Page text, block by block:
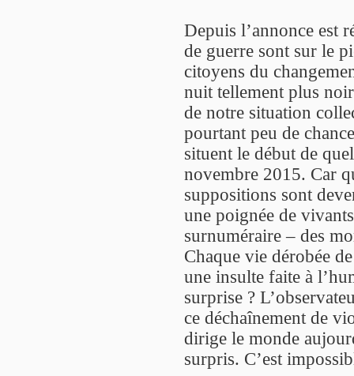
Depuis l’annonce est
de guerre sont sur le
citoyens du
nuit tellement plus
de notre situation
pourtant peu de
situent le début de
novembre 2015. Car
suppositions sont
une poignée de
surnuméraire – des
Chaque vie dérobée
une insulte faite à
surprise ?
ce déchaînement de
dirige le monde
surpris. C’est